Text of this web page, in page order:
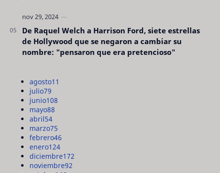
De Raquel Welch a Harrison Ford, siete estrellas
de Hollywood que se negaron a cambiar su
nombre: "pensaron que era pretencioso"
agosto11
julio79
junio108
mayo88
abril54
marzo75
febrero46
enero124
diciembre172
noviembre92